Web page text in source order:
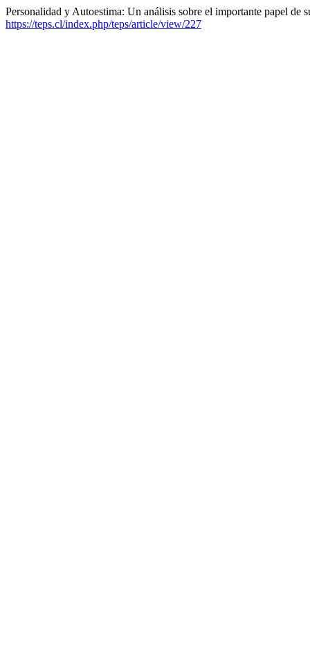
Personalidad y Autoestima: Un análisis sobre el importante papel de
https://teps.cl/index.php/teps/article/view/227